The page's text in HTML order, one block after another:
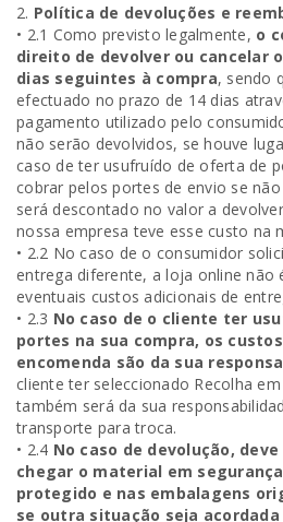
Política de devoluções e
• 2.1 Como previsto legalmente, o
direito de devolver ou cancelar
dias seguintes à compra, sendo
efectuado no prazo de 14 dias
pagamento utilizado pelo
não serão devolvidos, se houve
caso de ter usufruído de oferta de
cobrar pelos portes de envio se
será descontado no valor a
nossa empresa teve esse custo na
• 2.2 No caso de o consumidor
entrega diferente, a loja online não
eventuais custos adicionais de
• 2.3 No caso de o cliente ter
portes na sua compra, os
encomenda são da sua
cliente ter seleccionado Recolha
também será da sua
transporte para troca.
• 2.4 No caso de devolução,
chegar o material em
protegido e nas embalagens
se outra situação seja acordada